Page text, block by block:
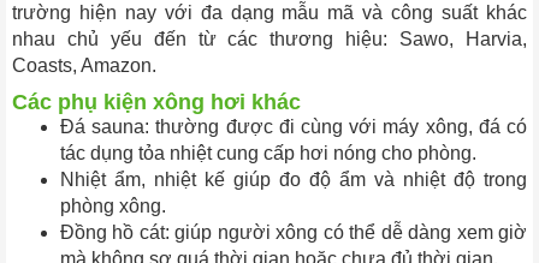
trường hiện nay với đa dạng mẫu mã và công suất khác
nhau chủ yếu đến từ các thương hiệu: Sawo, Harvia,
Coasts, Amazon.
Các phụ kiện xông hơi khác
Đá sauna: thường được đi cùng với máy xông, đá có
tác dụng tỏa nhiệt cung cấp hơi nóng cho phòng.
Nhiệt ẩm, nhiệt kế giúp đo độ ẩm và nhiệt độ trong
phòng xông.
Đồng hồ cát: giúp người xông có thể dễ dàng xem giờ
mà không sợ quá thời gian hoặc chưa đủ thời gian.